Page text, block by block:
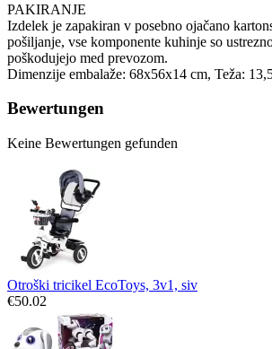
PAKIRANJE
Izdelek je zapakiran v posebno ojačano
pošiljanje, vse komponente kuhinje so
poškodujejo med prevozom.
Dimenzije embalaže: 68x56x14 cm, Teža:
Bewertungen
Keine Bewertungen gefunden
Otroški tricikel EcoToys, 3v1, siv
€50.02